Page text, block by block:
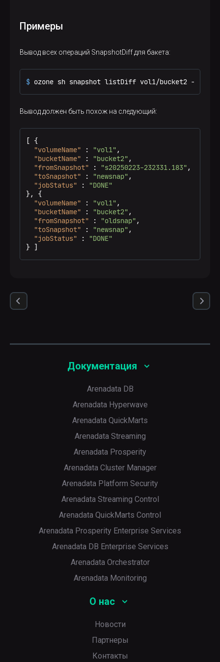
Примеры
Вывод всех операций SnapshotDiff для бакета:
$ ozone sh snapshot listDiff vol1/bucket2 -a
Вывод должен быть похож на следующий:
[ {
"volumeName"
: "vol1" ,
"bucketName"
: "bucket2" ,
"fromSnapshot"
: "s20250223-232331.183" ,
"toSnapshot"
: "newsnap" ,
"jobStatus"
:
"DONE"
},
{
"volumeName"
: "vol1" ,
"bucketName"
: "bucket2" ,
"fromSnapshot"
: "oldsnap" ,
"toSnapshot"
: "newsnap" ,
"jobStatus"
:
"DONE"
} ]
Документация
Arenadata DB
Arenadata Hyperwave
Arenadata QuickMarts
Arenadata Streaming
Arenadata Prosperity
Arenadata Cluster Manager
Arenadata Platform Security
Arenadata Streaming Control
Arenadata QuickMarts Control
Arenadata Prosperity Enterprise Services
Arenadata DB Enterprise Services
Arenadata Orchestrator
Arenadata Monitoring
О нас
Новости
Партнеры
Контакты